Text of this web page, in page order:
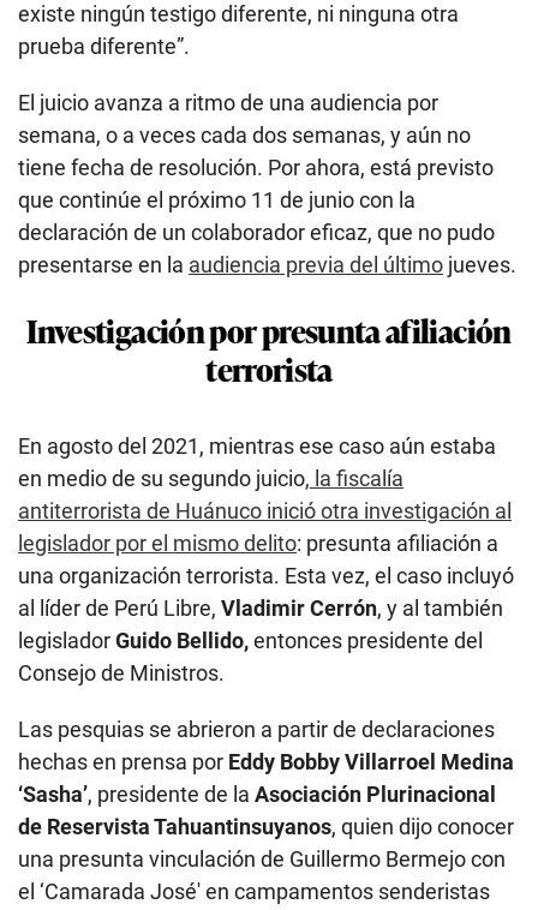
existe ningún testigo diferente, ni ninguna otra
prueba diferente”.
El juicio avanza a ritmo de una audiencia por
semana, o a veces cada dos semanas, y aún no
tiene fecha de resolución. Por ahora, está previsto
que continúe el próximo 11 de junio con la
declaración de un colaborador eficaz, que no pudo
presentarse en la audiencia previa del último jueves.
Investigación por presunta afiliación
terrorista
En agosto del 2021, mientras ese caso aún estaba
en medio de su segundo juicio, la fiscalía
antiterrorista de Huánuco inició otra investigación al
legislador por el mismo delito: presunta afiliación a
una organización terrorista. Esta vez, el caso incluyó
al líder de Perú Libre, Vladimir Cerrón, y al también
legisladorGuido Bellido,entonces presidente del
Consejo de Ministros.
Las pesquias se abrieron a partir de declaraciones
hechas en prensa por Eddy Bobby Villarroel Medina
‘Sasha’, presidente de la Asociación Plurinacional
de Reservista Tahuantinsuyanos, quien dijo conocer
una presunta vinculación de Guillermo Bermejo con
el ‘Camarada José' en campamentos senderistas